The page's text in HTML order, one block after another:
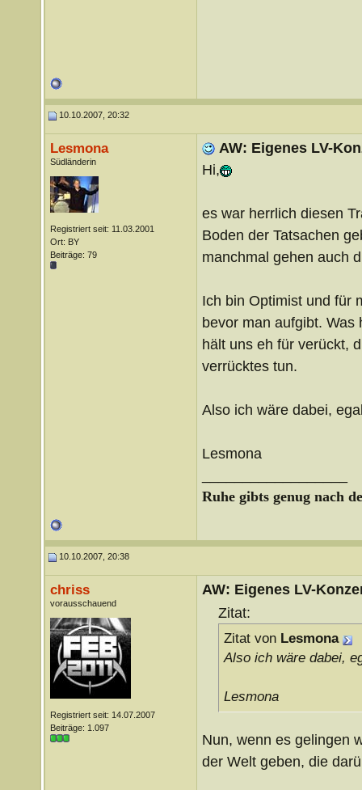
10.10.2007, 20:32
Lesmona
Südländerin
Registriert seit: 11.03.2001
Ort: BY
Beiträge: 79
AW: Eigenes LV-
Hi,
es war herrlich diesen
Boden der Tatsachen
manchmal gehen auch
Ich bin Optimist und für
bevor man aufgibt.
hält uns eh für verückt,
verrücktes tun.
Also ich wäre dabei,
Lesmona
Ruhe gibts genug nach
10.10.2007, 20:38
chriss
vorausschauend
Registriert seit: 14.07.2007
Beiträge: 1.097
AW: Eigenes LV-
Zitat:
Zitat von Lesmona
Also ich wäre dabei,
Lesmona
Nun, wenn es gelingen
der Welt geben, die